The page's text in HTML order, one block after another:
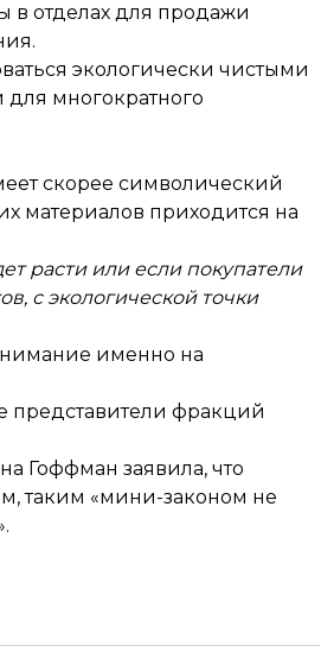
в отделах для продажи
экологически чистыми
многократного
скорее символический
материалов приходится на
расти или если покупатели
с экологической точки
именно на
представители фракций
Гоффман заявила, что
таким «мини-законом не